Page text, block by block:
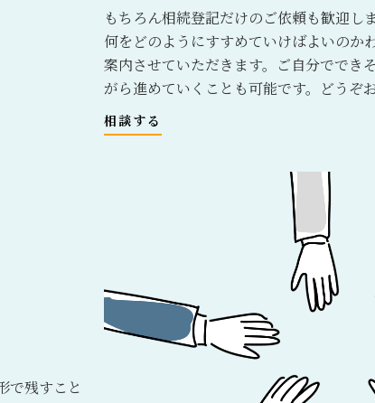
もちろん相続登記だけのご依頼も歓迎しま
何をどのようにすすめていけばよいのか
案内させていただきます。ご自分ででき
がら進めていくことも可能です。どうぞ
相談する
で残すこと